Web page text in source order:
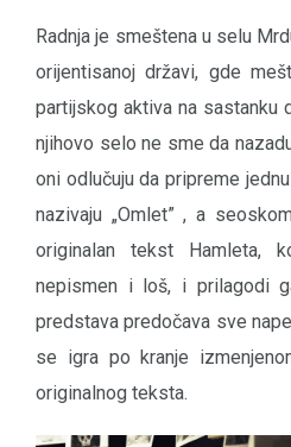
Radnja je smeštena u selu
orijentisanoj državi, gde
partijskog aktiva na sastanku
njihovo selo ne sme da
oni odlučuju da pripreme
nazivaju „Omlet” , a
originalan tekst Hamleta,
nepismen i loš, i prilagodi
predstava predočava sve
se igra po kranje
originalnog teksta.